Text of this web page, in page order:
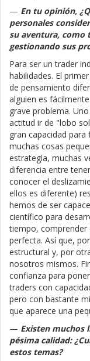
— En tu opinión,
personales
su aventura, como
gestionando sus
Para ser un trader
habilidades. El
de pensamiento
alguien es
grave problema.
actitud ir de "lobo
gran capacidad
muchas cosas
estrategia, muchas
diferencia entre
conocer el
ellos es diferente)
hemos de ser
científico para
tiempo, comprender
perfecta. Así que,
estructural y, por
nosotros mismos.
confianza para
traders con
pero con bastante
que aparece una
— Existen muchos
pésima calidad:
estos temas?